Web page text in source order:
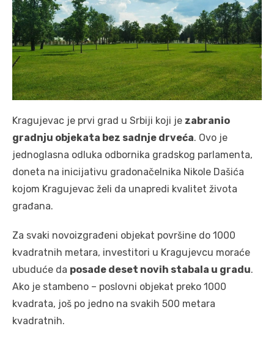
Kragujevac je prvi grad u Srbiji koji je zabranio
gradnju objekata bez sadnje drveća. Ovo je
jednoglasna odluka odbornika gradskog parlamenta,
doneta na inicijativu gradonačelnika Nikole Dašića
kojom Kragujevac želi da unapredi kvalitet života
građana.
Za svaki novoizgrađeni objekat površine do 1000
kvadratnih metara, investitori u Kragujevcu moraće
ubuduće da posade deset novih stabala u gradu.
Ako je stambeno – poslovni objekat preko 1000
kvadrata, još po jedno na svakih 500 metara
kvadratnih.